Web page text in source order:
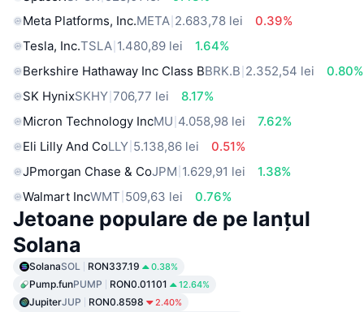
Meta Platforms, Inc.META 2.683,78 lei
0.39%
Tesla, Inc.TSLA 1.480,89 lei
1.64%
Berkshire Hathaway Inc Class BBRK.B 2.352,54 lei
0.80%
SK HynixSKHY 706,77 lei
8.17%
Micron Technology IncMU 4.058,98 lei
7.62%
Eli Lilly And CoLLY 5.138,86 lei
0.51%
JPmorgan Chase & CoJPM 1.629,91 lei
1.38%
Walmart IncWMT 509,63 lei 0.76%
Jetoane populare de pe lanțul
Solana
SolanaSOL RON337.19 0.38%
Pump.funPUMP RON0.01101 12.64%
JupiterJUP RON0.8598 2.40%